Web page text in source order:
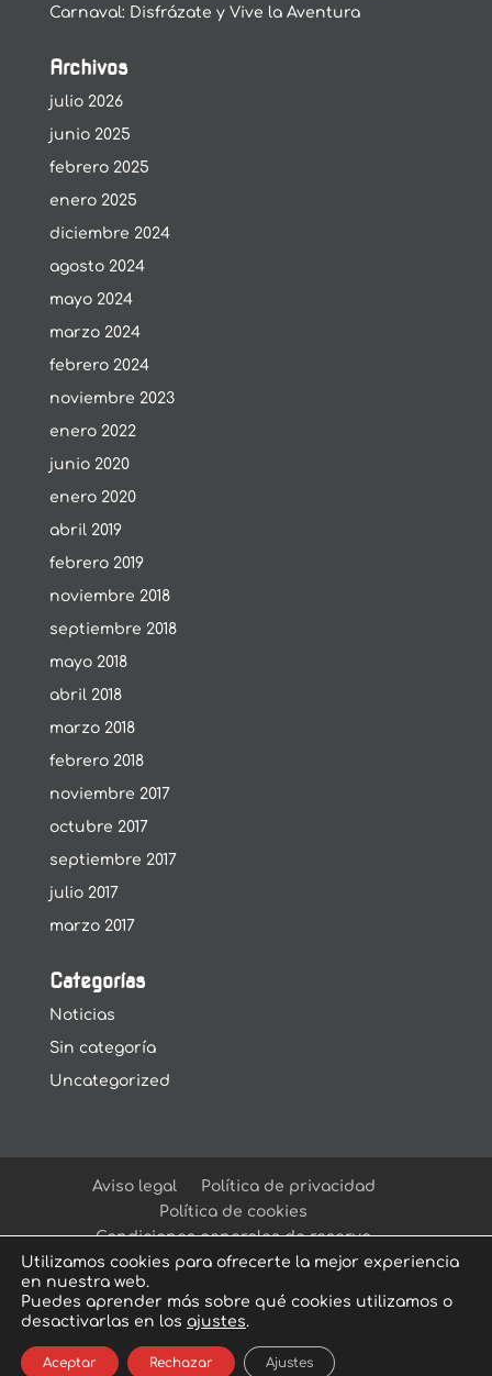
Carnaval: Disfrázate y Vive la Aventura
Archivos
julio 2026
junio 2025
febrero 2025
enero 2025
diciembre 2024
agosto 2024
mayo 2024
marzo 2024
febrero 2024
noviembre 2023
enero 2022
junio 2020
enero 2020
abril 2019
febrero 2019
noviembre 2018
septiembre 2018
mayo 2018
abril 2018
marzo 2018
febrero 2018
noviembre 2017
octubre 2017
septiembre 2017
julio 2017
marzo 2017
Categorías
Noticias
Sin categoría
Uncategorized
Aviso legal
Política de privacidad
Política de cookies
Condiciones generales de reserva
© Arcadia Escape Room| Escape Room en
Sevilla
Utilizamos cookies para ofrecerte la mejor experiencia
en nuestra web.
Puedes aprender más sobre qué cookies utilizamos o
desactivarlas en los ajustes.
Aceptar Rechazar Ajustes